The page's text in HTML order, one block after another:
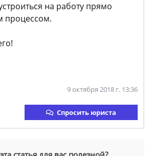
на работу прямо
процессом.
9 октября 2018 г. 13:36
Спросить юриста